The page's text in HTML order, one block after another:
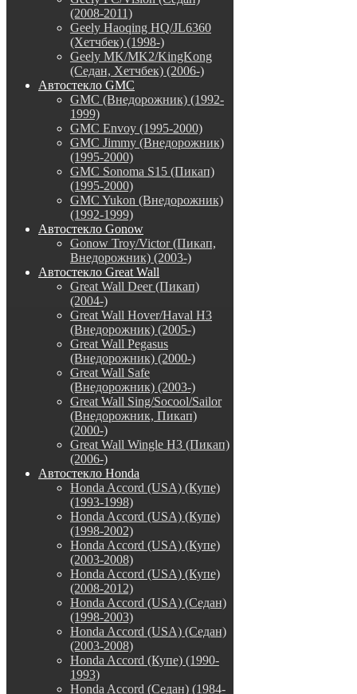
(2008-2011)
Geely Haoqing HQ/JL6360
(Хетчбек) (1998-)
Geely MK/MK2/KingKong
(Седан, Хетчбек) (2006-)
Автостекло GMC
GMC (Внедорожник) (1992-
1999)
GMC Envoy (1995-2000)
GMC Jimmy (Внедорожник)
(1995-2000)
GMC Sonoma S15 (Пикап)
(1995-2000)
GMC Yukon (Внедорожник)
(1992-1999)
Автостекло Gonow
Gonow Troy/Victor (Пикап,
Внедорожник) (2003-)
Автостекло Great Wall
Great Wall Deer (Пикап)
(2004-)
Great Wall Hover/Haval H3
(Внедорожник) (2005-)
Great Wall Pegasus
(Внедорожник) (2000-)
Great Wall Safe
(Внедорожник) (2003-)
Great Wall Sing/Socool/Sailor
(Внедорожник, Пикап)
(2000-)
Great Wall Wingle H3 (Пикап)
(2006-)
Автостекло Honda
Honda Accord (USA) (Купе)
(1993-1998)
Honda Accord (USA) (Купе)
(1998-2002)
Honda Accord (USA) (Купе)
(2003-2008)
Honda Accord (USA) (Купе)
(2008-2012)
Honda Accord (USA) (Седан)
(1998-2003)
Honda Accord (USA) (Седан)
(2003-2008)
Honda Accord (Купе) (1990-
1993)
Honda Accord (Седан) (1984-